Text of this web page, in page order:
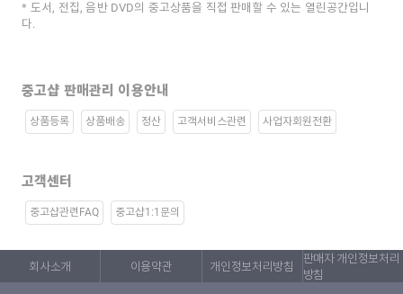
도서, 전집, 음반 DVD의 중고상품을 직접 판매할 수 있는 열린공간입니
다.
중고샵 판매관리 이용안내
상품등록 상품배송 정산 고객서비스관련 사업자회원전환
고객센터
중고샵관련FAQ 중고샵1:1문의
회사소개 이용약관 개인정보처리방침
판매자 개인정보처리
방침